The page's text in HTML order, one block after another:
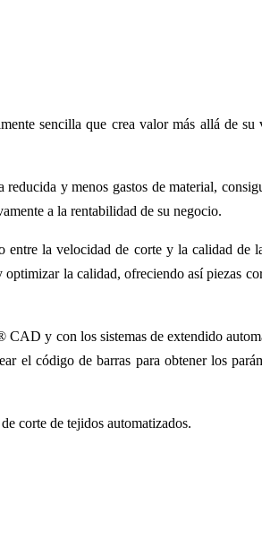
sencilla que crea valor más allá de
y menos gastos de material,
a la rentabilidad de su negocio.
entre la velocidad de corte y la calidad de
la calidad, ofreciendo así piezas
y con los sistemas de extendido
el código de barras para obtener los
corte de tejidos automatizados.